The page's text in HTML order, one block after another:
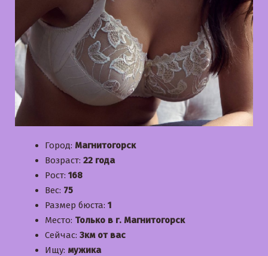
Город: Магнитогорск
Возраст: 22 года
Рост: 168
Вес: 75
Размер бюста: 1
Место: Только в г. Магнитогорск
Сейчас: 3км от вас
Ищу: мужика